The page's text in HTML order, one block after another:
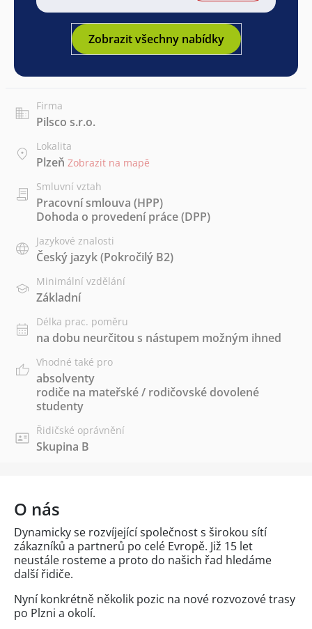
Zobrazit všechny nabídky
Firma
Pilsco s.r.o.
Lokalita
Plzeň Zobrazit na mapě
Smluvní vztah
Pracovní smlouva (HPP)
Dohoda o provedení práce (DPP)
Jazykové znalosti
Český jazyk(Pokročilý B2)
Minimální vzdělání
Základní
Délka prac. poměru
na dobu neurčitou s nástupem možným ihned
Vhodné také pro
absolventy
rodiče na mateřské / rodičovské dovolené
studenty
Řidičské oprávnění
Skupina B
O nás
Dynamicky se rozvíjející společnost s širokou sítí
zákazníků a partnerů po celé Evropě. Již 15 let
neustále rosteme a proto do našich řad hledáme
další řidiče.
Nyní konkrétně několik pozic na nové rozvozové trasy
po Plzni a okolí.